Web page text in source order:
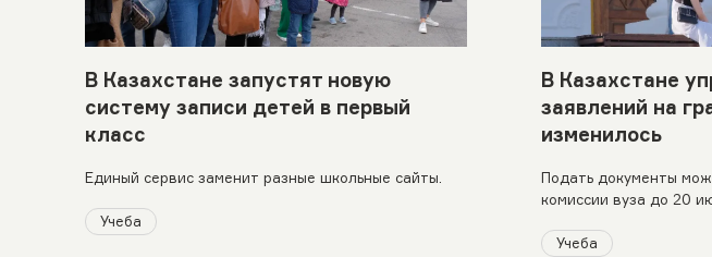
В Казахстане запустят новую
систему записи детей в первый
класс
Единый сервис заменит разные школьные сайты.
Учеба
В Казахстане
заявлений на
изменилось
Подать документы
комиссии вуза до 20
Учеба